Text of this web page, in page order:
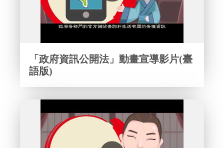
「政府資訊公開法」動畫宣導影片(臺
語版)